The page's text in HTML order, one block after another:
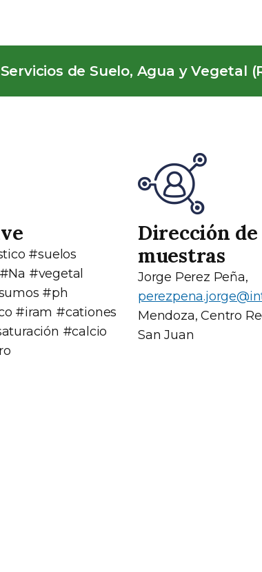
de Suelo, Agua y Vegetal
#suelos
#vegetal
#ph
#iram #cationes
#calcio
Dirección
muestras
Jorge Perez Peña,
Mendoza, Centro
San Juan